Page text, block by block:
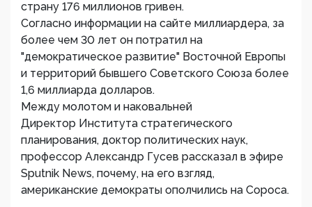
страну 176 миллионов гривен.
Согласно информации на сайте миллиардера, за
более чем 30 лет он потратил на
"демократическое развитие" Восточной Европы
и территорий бывшего Советского Союза более
1,6 миллиарда долларов.
Между молотом и наковальней
Директор Института стратегического
планирования, доктор политических наук,
профессор Александр Гусев рассказал в эфире
Sputnik News, почему, на его взгляд,
американские демократы ополчились на Сороса.